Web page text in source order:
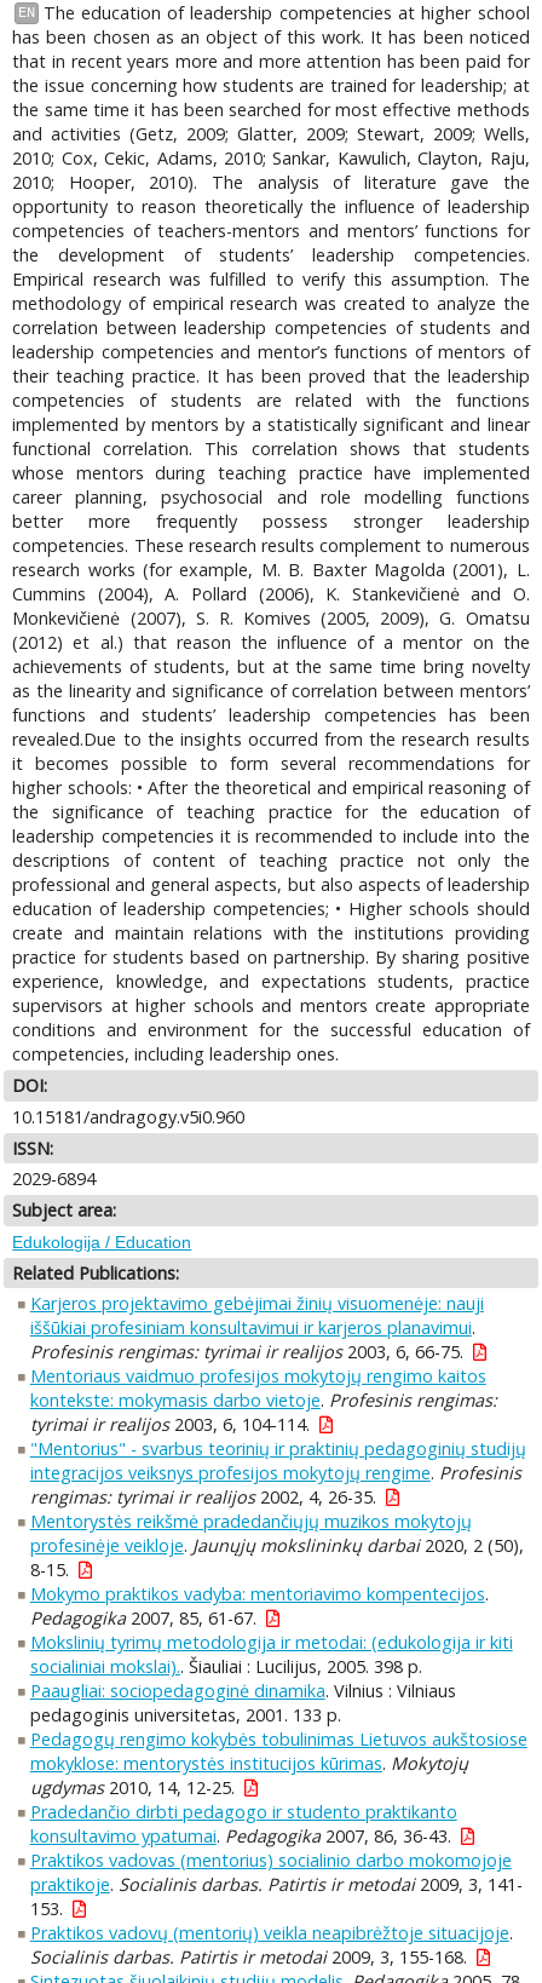
EN
The education of leadership competencies at higher school
has been chosen as an object of this work. It has been noticed
that in recent years more and more attention has been paid for
the issue concerning how students are trained for leadership; at
the same time it has been searched for most effective methods
and activities (Getz, 2009; Glatter, 2009; Stewart, 2009; Wells,
2010; Cox, Cekic, Adams, 2010; Sankar, Kawulich, Clayton, Raju,
2010; Hooper, 2010). The analysis of literature gave the
opportunity to reason theoretically the influence of leadership
competencies of teachers-mentors and mentors’ functions for
the development of students’ leadership competencies.
Empirical research was fulfilled to verify this assumption. The
methodology of empirical research was created to analyze the
correlation between leadership competencies of students and
leadership competencies and mentor’s functions of mentors of
their teaching practice. It has been proved that the leadership
competencies of students are related with the functions
implemented by mentors by a statistically significant and linear
functional correlation. This correlation shows that students
whose mentors during teaching practice have implemented
career planning, psychosocial and role modelling functions
better more frequently possess stronger leadership
competencies. These research results complement to numerous
research works (for example, M. B. Baxter Magolda (2001), L.
Cummins (2004), A. Pollard (2006), K. Stankevičienė and O.
Monkevičienė (2007), S. R. Komives (2005, 2009), G. Omatsu
(2012) et al.) that reason the influence of a mentor on the
achievements of students, but at the same time bring novelty
as the linearity and significance of correlation between mentors’
functions and students’ leadership competencies has been
revealed.Due to the insights occurred from the research results
it becomes possible to form several recommendations for
higher schools: • After the theoretical and empirical reasoning of
the significance of teaching practice for the education of
leadership competencies it is recommended to include into the
descriptions of content of teaching practice not only the
professional and general aspects, but also aspects of leadership
education of leadership competencies; • Higher schools should
create and maintain relations with the institutions providing
practice for students based on partnership. By sharing positive
experience, knowledge, and expectations students, practice
supervisors at higher schools and mentors create appropriate
conditions and environment for the successful education of
competencies, including leadership ones.
DOI:
10.15181/andragogy.v5i0.960
ISSN:
2029-6894
Subject area:
Edukologija / Education
Related Publications:
Karjeros projektavimo gebėjimai žinių visuomenėje: nauji
iššūkiai profesiniam konsultavimui ir karjeros planavimui.
Profesinis rengimas: tyrimai ir realijos2003, 6, 66-75.
Mentoriaus vaidmuo profesijos mokytojų rengimo kaitos
kontekste: mokymasis darbo vietoje. Profesinis rengimas:
tyrimai ir realijos2003, 6, 104-114.
"Mentorius" - svarbus teorinių ir praktinių pedagoginių studijų
integracijos veiksnys profesijos mokytojų rengime. Profesinis
rengimas: tyrimai ir realijos2002, 4, 26-35.
Mentorystės reikšmė pradedančiųjų muzikos mokytojų
profesinėje veikloje. Jaunųjų mokslininkų darbai2020, 2 (50),
8-15.
Mokymo praktikos vadyba: mentoriavimo kompentecijos.
Pedagogika2007, 85, 61-67.
Mokslinių tyrimų metodologija ir metodai: (edukologija ir kiti
socialiniai mokslai).. Šiauliai : Lucilijus, 2005. 398 p.
Paaugliai: sociopedagoginė dinamika. Vilnius : Vilniaus
pedagoginis universitetas, 2001. 133 p.
Pedagogų rengimo kokybės tobulinimas Lietuvos aukštosiose
mokyklose: mentorystės institucijos kūrimas. Mokytojų
ugdymas2010, 14, 12-25.
Pradedančio dirbti pedagogo ir studento praktikanto
konsultavimo ypatumai. Pedagogika2007, 86, 36-43.
Praktikos vadovas (mentorius) socialinio darbo mokomojoje
praktikoje. Socialinis darbas. Patirtis ir metodai2009, 3, 141-
153.
Praktikos vadovų (mentorių) veikla neapibrėžtoje situacijoje.
Socialinis darbas. Patirtis ir metodai2009, 3, 155-168.